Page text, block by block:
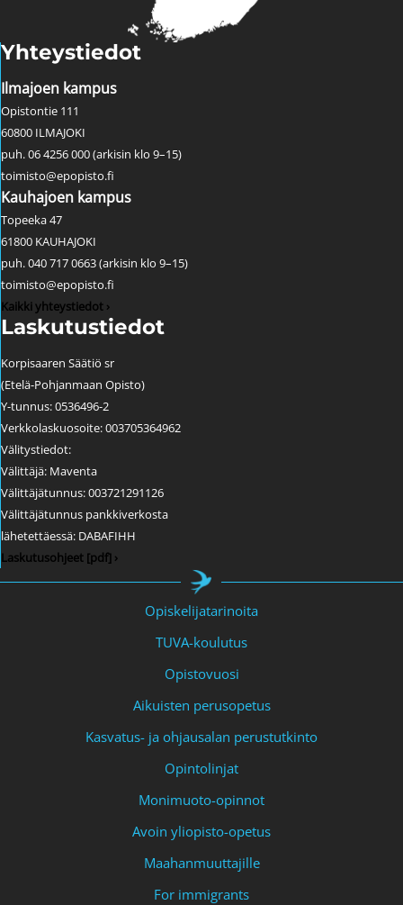
Yhteystiedot
Ilmajoen kampus
Opistontie 111
60800 ILMAJOKI
puh. 06 4256 000 (arkisin klo 9–15)
toimisto@epopisto.fi
Kauhajoen kampus
Topeeka 47
61800 KAUHAJOKI
puh. 040 717 0663 (arkisin klo 9–15)
toimisto@epopisto.fi
Kaikki yhteystiedot ›
Laskutustiedot
Korpisaaren Säätiö sr
(Etelä-Pohjanmaan Opisto)
Y-tunnus: 0536496-2
Verkkolaskuosoite: 003705364962
Välitystiedot:
Välittäjä: Maventa
Välittäjätunnus: 003721291126
Välittäjätunnus pankkiverkosta
lähetettäessä: DABAFIHH
Laskutusohjeet [pdf] ›
Opiskelijatarinoita
TUVA-koulutus
Opistovuosi
Aikuisten perusopetus
Kasvatus- ja ohjausalan perustutkinto
Opintolinjat
Monimuoto-opinnot
Avoin yliopisto-opetus
Maahanmuuttajille
For immigrants